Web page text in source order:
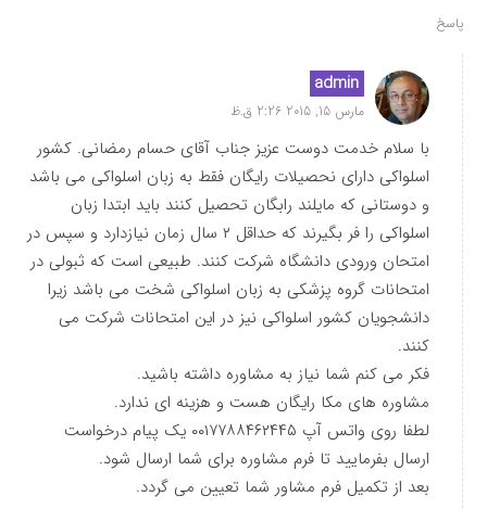
پاسخ
admin
مارس 15, 2015 2:26 ق.ظ
با سلام خدمت دوست عزیز جناب آقای حسام رمضانی. کشور
اسلواکی دارای نحصیلات رایگان فقط به زبان اسلواکی می باشد
و دوستانی که مایلند رابگان تحصیل کنند باید ابتدا زبان
اسلواکی را فر بگیرند که حداقل ۲ سال زمان نیازدارد و سپس در
امتحان ورودی دانشگاه شرکت کنند. طبیعی است که ثبولی در
امتحانات گروه پزشکی به زبان اسلواکی شخت می باشد زیرا
دانشجویان کشور اسلواکی نیز در این امتحانات شرکت می
کنند.
فکر می کنم شما نیاز به مشاوره داشته باشید.
مشاوره های مکا رایگان هست و هزینه ای ندارد.
لطفا روی واتس آپ ۰۰۱۷۷۸۸۴۶۲۴۴۵ یک پیام درخواست
ارسال بفرمایید تا فرم مشاوره برای شما ارسال شود.
بعد از تکمیل فرم مشاور شما تعیین می گردد.